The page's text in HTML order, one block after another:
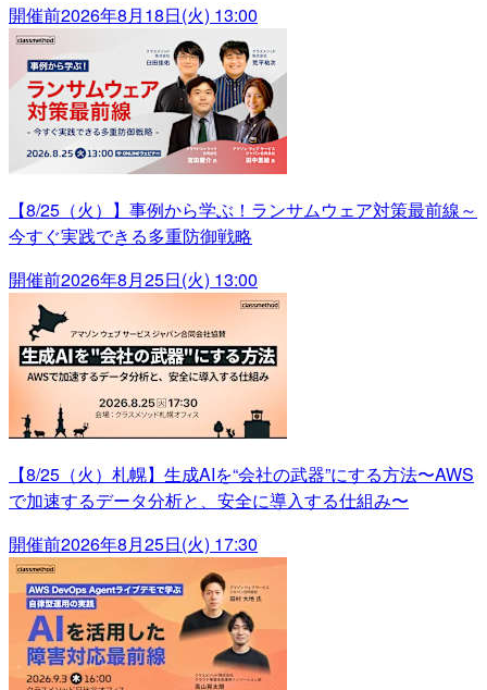
開催前2026年8月18日(火) 13:00
【8/25（火）】事例から学ぶ！ランサムウェア対策最前線～
今すぐ実践できる多重防御戦略
開催前2026年8月25日(火) 13:00
【8/25（火）札幌】生成AIを“会社の武器”にする方法〜AWS
で加速するデータ分析と、安全に導入する仕組み〜
開催前2026年8月25日(火) 17:30